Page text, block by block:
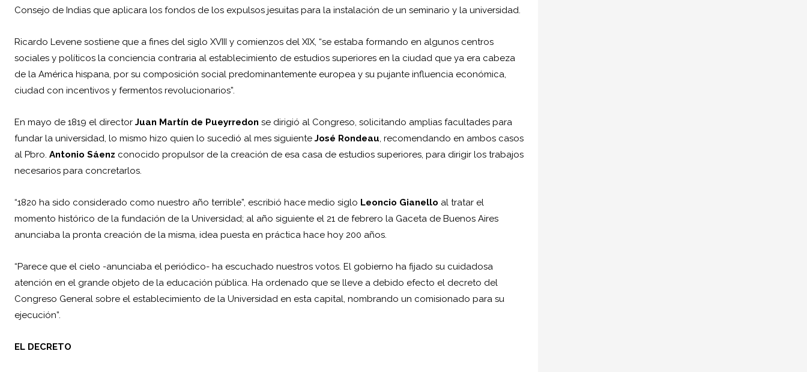
Consejo de Indias que aplicara los fondos de los expulsos jesuitas para la instalación de un seminario y la universidad.­
Ricardo Levene sostiene que a fines del siglo XVIII y comienzos del XIX, “se estaba formando en algunos centros
sociales y políticos la conciencia contraria al establecimiento de estudios superiores en la ciudad que ya era cabeza
de la América hispana, por su composición social predominantemente europea y su pujante influencia económica,
ciudad con incentivos y fermentos revolucionarios”.­
En mayo de 1819 el director Juan Martín de Pueyrredon se dirigió al Congreso, solicitando amplias facultades para
fundar la universidad, lo mismo hizo quien lo sucedió al mes siguiente José Rondeau, recomendando en ambos casos
al Pbro. Antonio Sáenz conocido propulsor de la creación de esa casa de estudios superiores, para dirigir los trabajos
necesarios para concretarlos.
“1820 ha sido considerado como nuestro año terrible”, escribió hace medio siglo Leoncio Gianello al tratar el
momento histórico de la fundación de la Universidad; al año siguiente el 21 de febrero la Gaceta de Buenos Aires
anunciaba la pronta creación de la misma, idea puesta en práctica hace hoy 200 años.
“Parece que el cielo -anunciaba el periódico- ha escuchado nuestros votos. El gobierno ha fijado su cuidadosa
atención en el grande objeto de la educación pública. Ha ordenado que se lleve a debido efecto el decreto del
Congreso General sobre el establecimiento de la Universidad en esta capital, nombrando un comisionado para su
ejecución”. ­
EL DECRETO­